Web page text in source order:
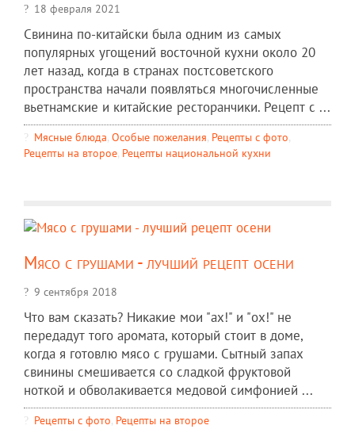
18 февраля 2021
Свинина по-китайски была одним из самых
популярных угощений восточной кухни около 20
лет назад, когда в странах постсоветского
пространства начали появляться многочисленные
вьетнамские и китайские ресторанчики. Рецепт с ...
Мясные блюда, Особые пожелания, Рецепты c фото,
Рецепты на второе, Рецепты национальной кухни
Мясо с грушами - лучший рецепт осени
9 сентября 2018
Что вам сказать? Никакие мои "ах!" и "ох!" не
передадут того аромата, который стоит в доме,
когда я готовлю мясо с грушами. Сытный запах
свинины смешивается со сладкой фруктовой
ноткой и обволакивается медовой симфонией ...
Рецепты c фото, Рецепты на второе